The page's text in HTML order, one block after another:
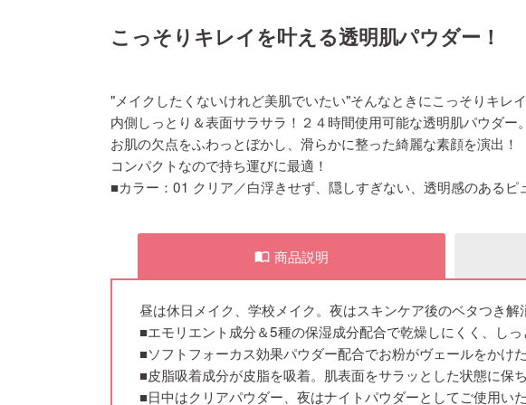
こっそりキレイを叶える透明肌パウダー！
"メイクしたくないけれど美肌でいたい"そんなときにこっそりキレ
内側しっとり＆表面サラサラ！２４時間使用可能な透明肌パウダー。
お肌の欠点をふわっとぼかし、滑らかに整った綺麗な素顔を演出！
コンパクトなので持ち運びに最適！
■カラー：01 クリア／白浮きせず、隠しすぎない、透明感のあるピ
import_contacts 商品説明
昼は休日メイク、学校メイク。夜はスキンケア後のベタつき
■エモリエント成分＆5種の保湿成分配合で乾燥しにくく、しっ
■ソフトフォーカス効果パウダー配合でお粉がヴェールをかけ
■皮脂吸着成分が皮脂を吸着。肌表面をサラッとした状態に保ち
■日中はクリアパウダー、夜はナイトパウダーとしてご使用いた